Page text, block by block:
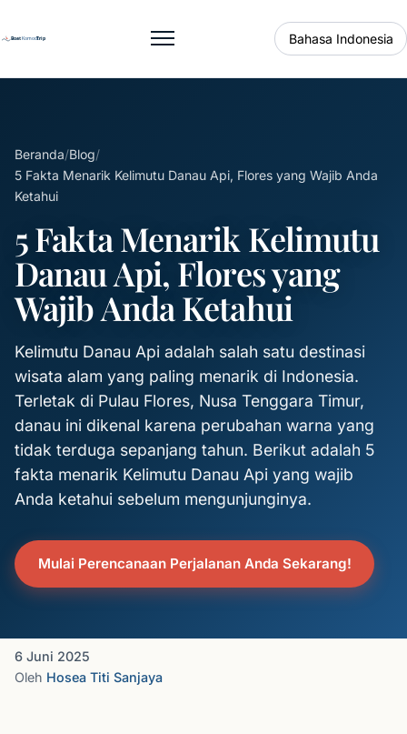
Buka menu Bahasa Indonesia
Beranda/Blog/
5 Fakta Menarik Kelimutu Danau Api, Flores yang Wajib Anda
Ketahui
5 Fakta Menarik Kelimutu
Danau Api, Flores yang
Wajib Anda Ketahui
Kelimutu Danau Api adalah salah satu destinasi
wisata alam yang paling menarik di Indonesia.
Terletak di Pulau Flores, Nusa Tenggara Timur,
danau ini dikenal karena perubahan warna yang
tidak terduga sepanjang tahun. Berikut adalah 5
fakta menarik Kelimutu Danau Api yang wajib
Anda ketahui sebelum mengunjunginya.
Mulai Perencanaan Perjalanan Anda Sekarang!
6 Juni 2025
Oleh Hosea Titi Sanjaya